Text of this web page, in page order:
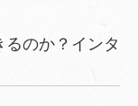
のか？インタ